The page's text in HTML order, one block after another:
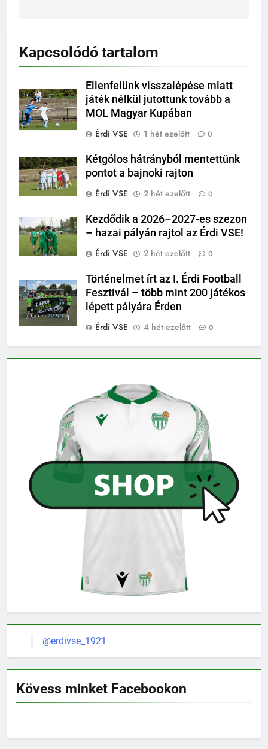
Kapcsolódó tartalom
Ellenfelünk visszalépése miatt
játék nélkül jutottunk tovább a
MOL Magyar Kupában
Érdi VSE
1 hét ezelőtt 0
Kétgólos hátrányból mentettünk
pontot a bajnoki rajton
Érdi VSE
2 hét ezelőtt 0
Kezdődik a 2026–2027-es szezon
– hazai pályán rajtol az Érdi VSE!
Érdi VSE
2 hét ezelőtt 0
Történelmet írt az I. Érdi Football
Fesztivál – több mint 200 játékos
lépett pályára Érden
Érdi VSE
4 hét ezelőtt 0
@erdivse_1921
Kövess minket Facebookon